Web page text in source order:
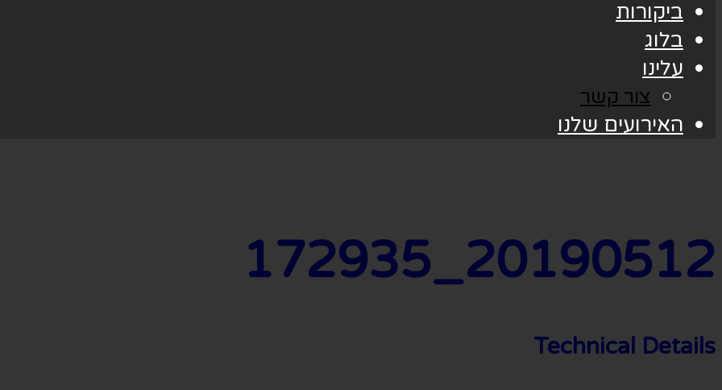
ביקורות
בלוג
עלינו
צור קשר
האירועים שלנו
20190512_172935
Technical Details